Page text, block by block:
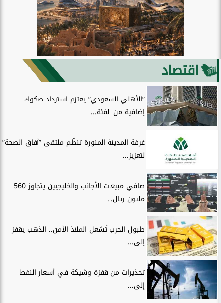
اقتصاد
”الأهلي السعودي” يعتزم استرداد صكوك
إضافية من الفئة...
غرفة المدينة المنورة تنظّم ملتقى ”آفاق الصحة”
لتعزيز...
صافي مبيعات الأجانب والخليجيين يتجاوز 560
مليون ريال...
طبول الحرب تُشعل الملاذ الآمن.. الذهب يقفز
إلى...
تحذيرات من قفزة وشيكة في أسعار النفط
إلى...